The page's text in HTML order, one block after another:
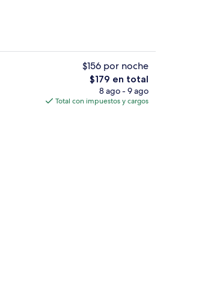
$156 por noche
El
precio
total
$179 en total
8 ago - 9 ago
Total con impuestos y cargos